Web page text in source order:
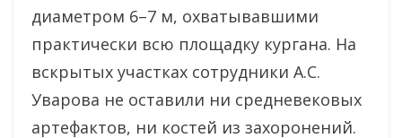
диаметром 6–7 м, охватывавшими
практически всю площадку кургана. На
вскрытых участках сотрудники А.С.
Уварова не оставили ни средневековых
артефактов, ни костей из захоронений.